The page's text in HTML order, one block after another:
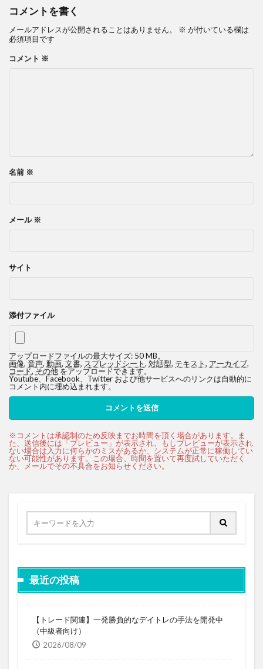
コメントを書く
メールアドレスが公開されることはありません。 ※ が付いている欄は
必須項目です
コメント ※
名前 ※
メール ※
サイト
添付ファイル
アップロードファイルの最大サイズ: 50 MB。
画像, 音声, 動画, 文書, スプレッドシート, 対話型, テキスト, アーカイブ,
コード,その他をアップロードできます。
Youtube、Facebook、Twitter および他サービスへのリンクは自動的に
コメント内に埋め込まれます。
最近の投稿
【トレード関連】一発勝負的なデイトレの手法を開発中
（中級者向け）
2026/08/09